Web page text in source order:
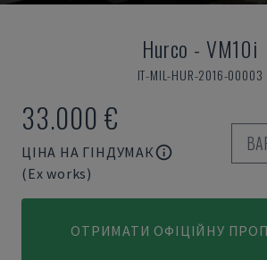
Hurco - VM10i
IT-MIL-HUR-2016-00003
33.000 €
ЦІНА НА ГІНДУМАК
(Ex works)
ОТРИМАТИ ОФІЦІЙНУ